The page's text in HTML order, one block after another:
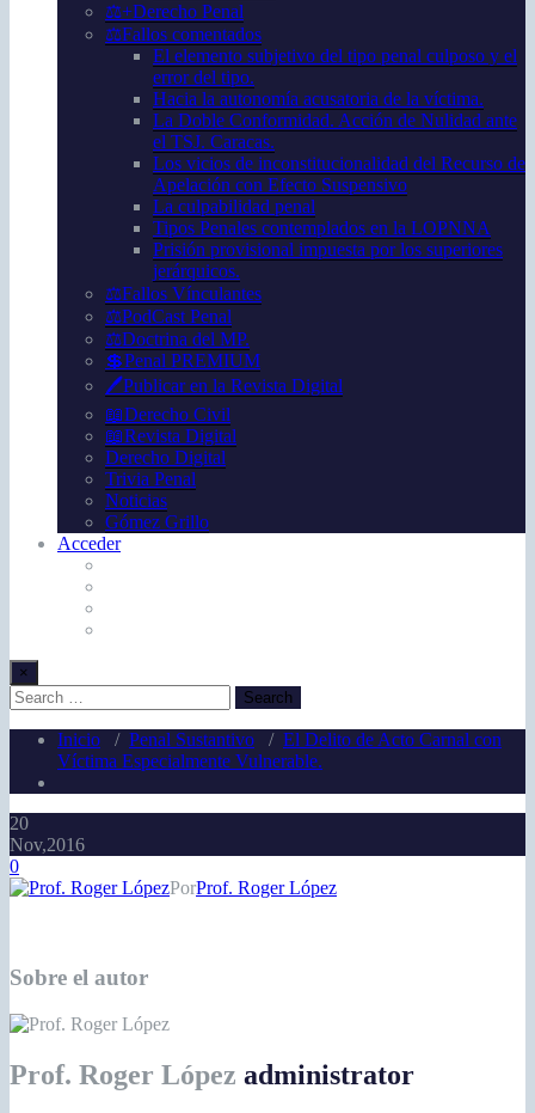
⚖️+Derecho Penal
⚖️Fallos comentados
El elemento subjetivo del tipo penal culposo y el
error del tipo.
Hacia la autonomía acusatoria de la víctima.
La Doble Conformidad. Acción de Nulidad ante
el TSJ. Caracas.
Los vicios de inconstitucionalidad del Recurso de
Apelación con Efecto Suspensivo
La culpabilidad penal
Tipos Penales contemplados en la LOPNNA
Prisión provisional impuesta por los superiores
jerárquicos.
⚖️Fallos Vínculantes
⚖️PodCast Penal
⚖️Doctrina del MP.
💲Penal PREMIUM
🖊️Publicar en la Revista Digital
📖Derecho Civil
📖Revista Digital
Derecho Digital
Trivia Penal
Noticias
Gómez Grillo
Acceder
×
Inicio / Penal Sustantivo / El Delito de Acto Carnal con
Víctima Especialmente Vulnerable.
20
Nov,2016
0
PorProf. Roger López
Sobre el autor
Prof. Roger López administrator